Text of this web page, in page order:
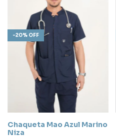
-20% OFF
Chaqueta Mao Azul Marino
Niza